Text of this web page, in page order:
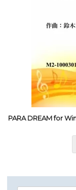
PARA DREAM for